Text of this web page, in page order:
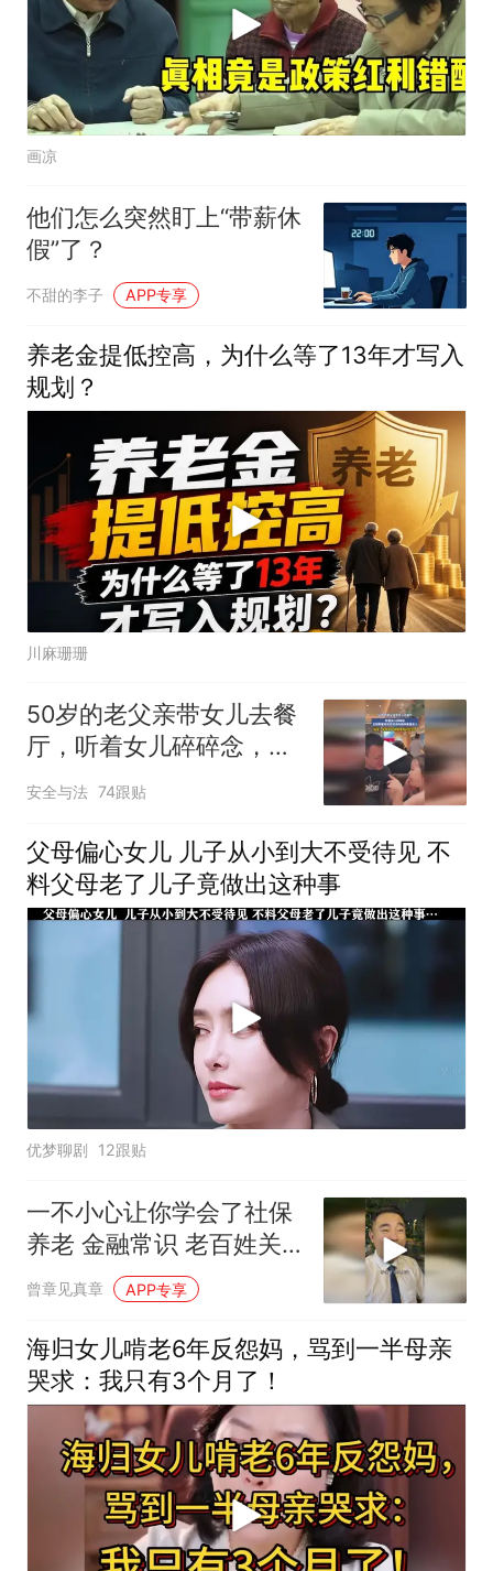
画凉
他们怎么突然盯上“带薪休
假”了？
不甜的李子 APP专享
养老金提低控高，为什么等了13年才写入
规划？
川麻珊珊
50岁的老父亲带女儿去餐
厅，听着女儿碎碎念，全
程带着笑意和宠溺的眼神
安全与法 74跟贴
父母偏心女儿 儿子从小到大不受待见 不
料父母老了儿子竟做出这种事
优梦聊剧 12跟贴
一不小心让你学会了社保
养老 金融常识 老百姓关
心的话题
曾章见真章 APP专享
海归女儿啃老6年反怨妈，骂到一半母亲
哭求：我只有3个月了！